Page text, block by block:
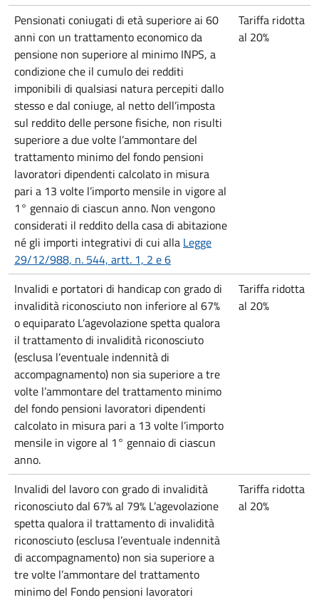
Pensionati coniugati di età superiore ai 60
anni con un trattamento economico da
pensione non superiore al minimo INPS, a
condizione che il cumulo dei redditi
imponibili di qualsiasi natura percepiti dallo
stesso e dal coniuge, al netto dell’imposta
sul reddito delle persone fisiche, non risulti
superiore a due volte l’ammontare del
trattamento minimo del fondo pensioni
lavoratori dipendenti calcolato in misura
pari a 13 volte l’importo mensile in vigore al
1° gennaio di ciascun anno. Non vengono
considerati il reddito della casa di abitazione
né gli importi integrativi di cui alla Legge
29/12/988, n. 544, artt. 1, 2 e 6
Tariffa ridotta
al 20%
Invalidi e portatori di handicap con grado di
invalidità riconosciuto non inferiore al 67%
o equiparato L’agevolazione spetta qualora
il trattamento di invalidità riconosciuto
(esclusa l’eventuale indennità di
accompagnamento) non sia superiore a tre
volte l’ammontare del trattamento minimo
del fondo pensioni lavoratori dipendenti
calcolato in misura pari a 13 volte l’importo
mensile in vigore al 1° gennaio di ciascun
anno.
Tariffa ridotta
al 20%
Invalidi del lavoro con grado di invalidità
riconosciuto dal 67% al 79% L’agevolazione
spetta qualora il trattamento di invalidità
riconosciuto (esclusa l’eventuale indennità
di accompagnamento) non sia superiore a
tre volte l’ammontare del trattamento
minimo del Fondo pensioni lavoratori
Tariffa ridotta
al 20%